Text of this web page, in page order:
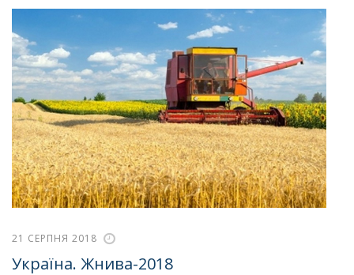
21 СЕРПНЯ 2018
Україна. Жнива-2018